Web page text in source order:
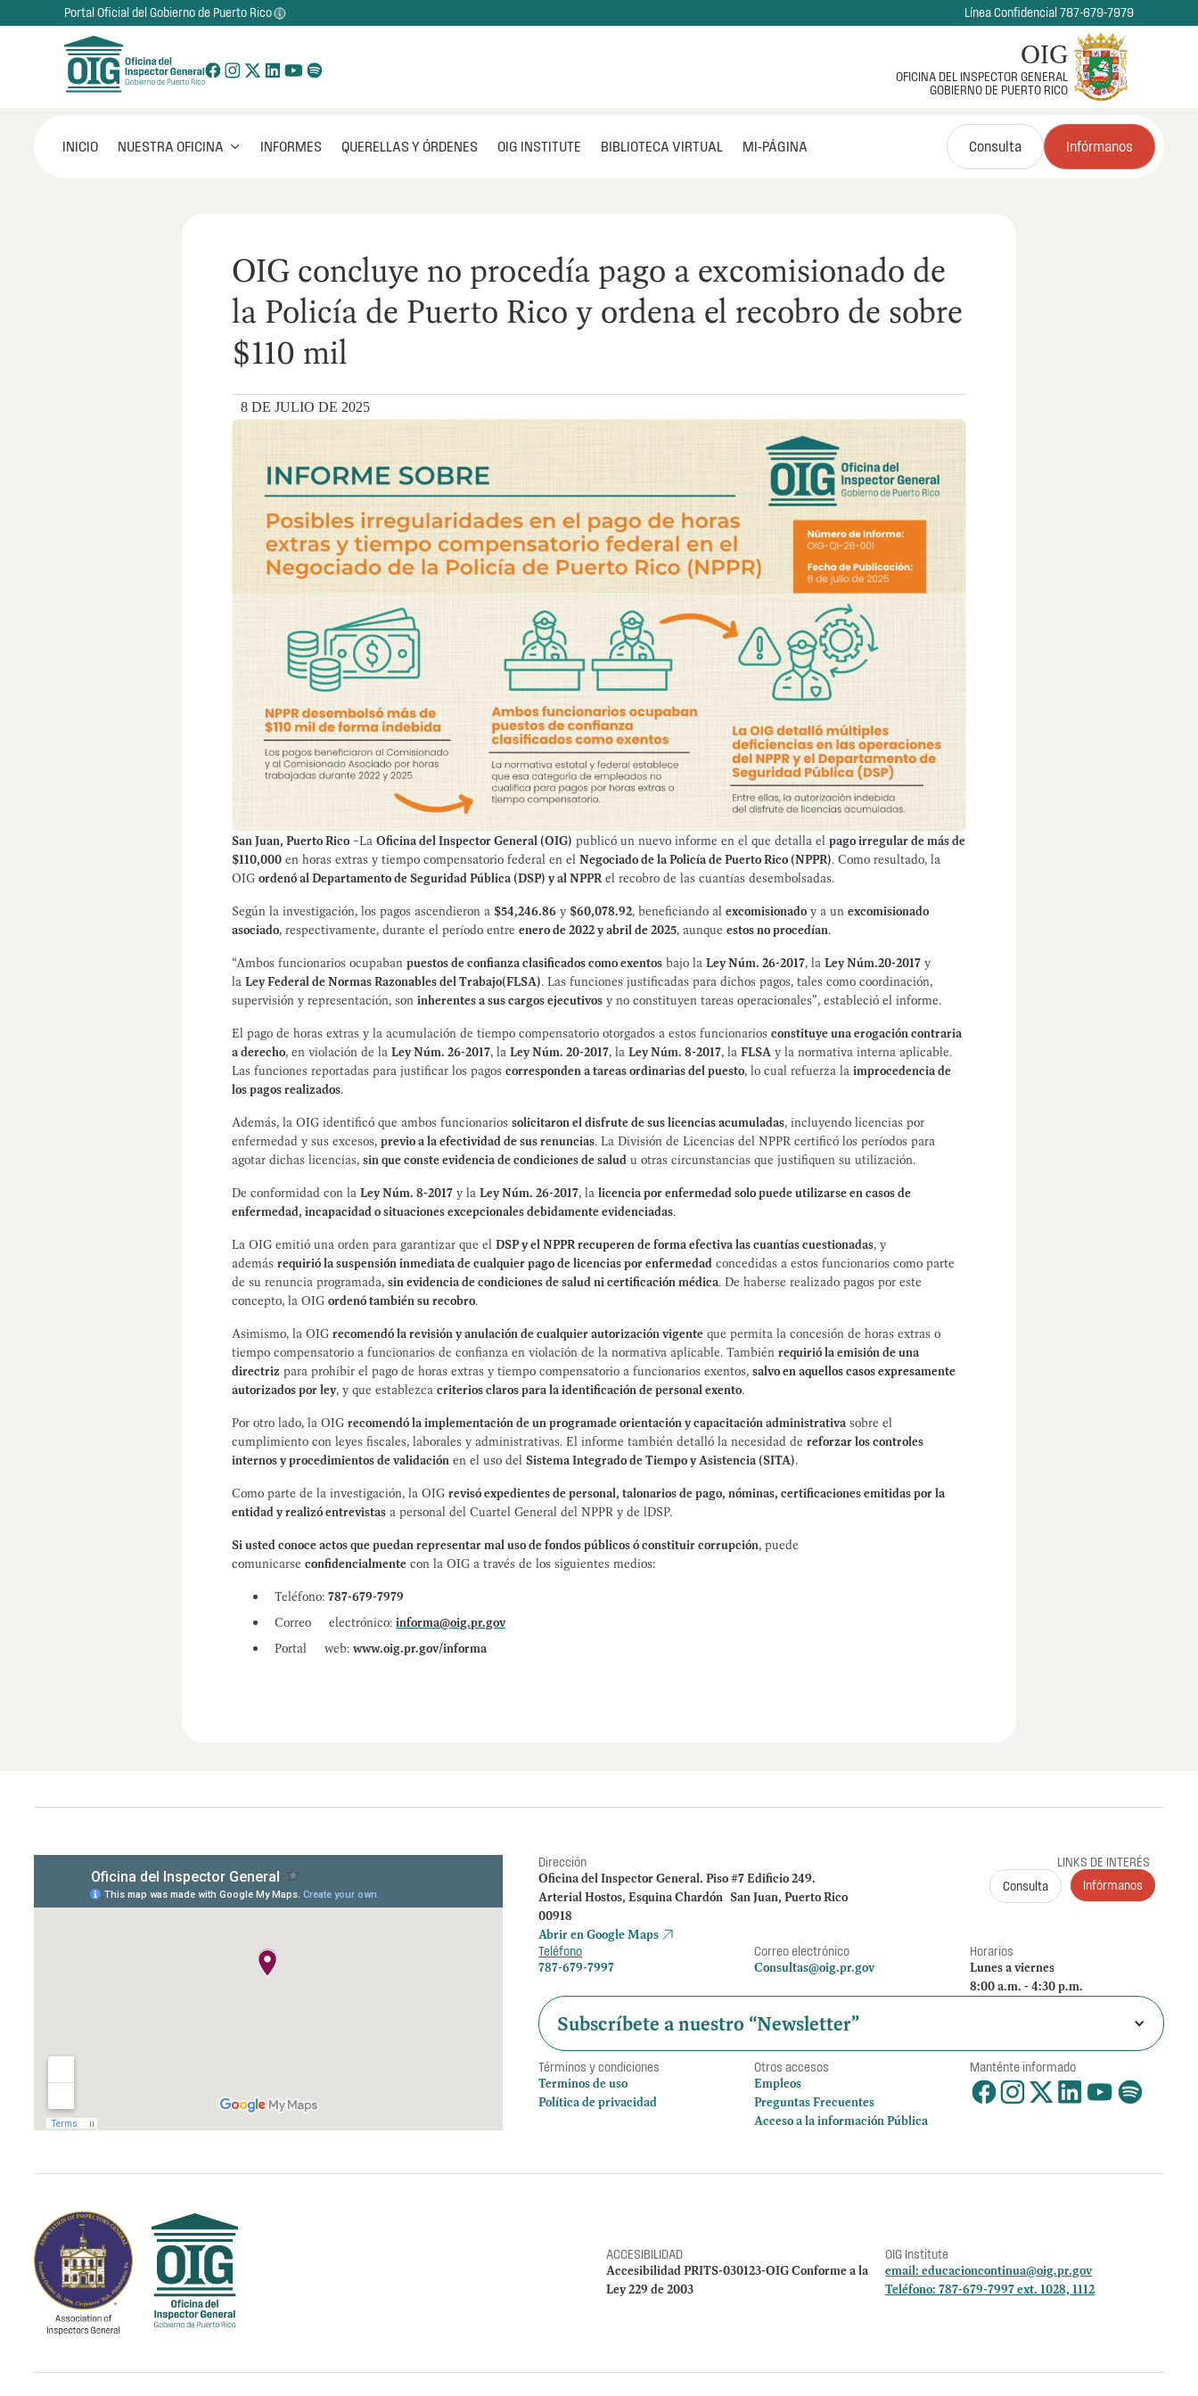
Portal Oficial del Gobierno de Puerto Rico Línea Confidencial 787-679-7979
OIG
OFICINA DEL INSPECTOR GENERAL
GOBIERNO DE PUERTO RICO
INICIO NUESTRA OFICINA  INFORMES QUERELLAS Y ÓRDENES OIG INSTITUTE BIBLIOTECA VIRTUAL MI‑PÁGINA Consulta Infórmanos
OIG concluye no procedía pago a excomisionado de
la Policía de Puerto Rico y ordena el recobro de sobre
$110 mil
8 DE JULIO DE 2025
San Juan, Puerto Rico –La Oficina del Inspector General (OIG) publicó un nuevo informe en el que detalla el pago irregular de más de
$110,000 en horas extras y tiempo compensatorio federal en el Negociado de la Policía de Puerto Rico (NPPR). Como resultado, la
OIG ordenó al Departamento de Seguridad Pública (DSP) y al NPPR el recobro de las cuantías desembolsadas.
Según la investigación, los pagos ascendieron a $54,246.86 y $60,078.92, beneficiando al excomisionado y a un excomisionado
asociado, respectivamente, durante el período entre enero de 2022 y abril de 2025, aunque estos no procedían.
“Ambos funcionarios ocupaban puestos de confianza clasificados como exentos bajo la Ley Núm. 26-2017, la Ley Núm.20-2017 y
la Ley Federal de Normas Razonables del Trabajo(FLSA). Las funciones justificadas para dichos pagos, tales como coordinación,
supervisión y representación, son inherentes a sus cargos ejecutivos y no constituyen tareas operacionales”, estableció el informe.
El pago de horas extras y la acumulación de tiempo compensatorio otorgados a estos funcionarios constituye una erogación contraria
a derecho, en violación de la Ley Núm. 26-2017, la Ley Núm. 20-2017, la Ley Núm. 8-2017, la FLSA y la normativa interna aplicable.
Las funciones reportadas para justificar los pagos corresponden a tareas ordinarias del puesto, lo cual refuerza la improcedencia de
los pagos realizados.
Además, la OIG identificó que ambos funcionarios solicitaron el disfrute de sus licencias acumuladas, incluyendo licencias por
enfermedad y sus excesos, previo a la efectividad de sus renuncias. La División de Licencias del NPPR certificó los períodos para
agotar dichas licencias, sin que conste evidencia de condiciones de salud u otras circunstancias que justifiquen su utilización.
De conformidad con la Ley Núm. 8-2017 y la Ley Núm. 26-2017, la licencia por enfermedad solo puede utilizarse en casos de
enfermedad, incapacidad o situaciones excepcionales debidamente evidenciadas.
La OIG emitió una orden para garantizar que el DSP y el NPPR recuperen de forma efectiva las cuantías cuestionadas, y
además requirió la suspensión inmediata de cualquier pago de licencias por enfermedad concedidas a estos funcionarios como parte
de su renuncia programada, sin evidencia de condiciones de salud ni certificación médica. De haberse realizado pagos por este
concepto, la OIG ordenó también su recobro.
Asimismo, la OIG recomendó la revisión y anulación de cualquier autorización vigente que permita la concesión de horas extras o
tiempo compensatorio a funcionarios de confianza en violación de la normativa aplicable. También requirió la emisión de una
directriz para prohibir el pago de horas extras y tiempo compensatorio a funcionarios exentos, salvo en aquellos casos expresamente
autorizados por ley, y que establezca criterios claros para la identificación de personal exento.
Por otro lado, la OIG recomendó la implementación de un programade orientación y capacitación administrativa sobre el
cumplimiento con leyes fiscales, laborales y administrativas. El informe también detalló la necesidad de reforzar los controles
internos y procedimientos de validación en el uso del Sistema Integrado de Tiempo y Asistencia (SITA).
Como parte de la investigación, la OIG revisó expedientes de personal, talonarios de pago, nóminas, certificaciones emitidas por la
entidad y realizó entrevistas a personal del Cuartel General del NPPR y de lDSP.
Si usted conoce actos que puedan representar mal uso de fondos públicos ó constituir corrupción, puede
comunicarse confidencialmente con la OIG a través de los siguientes medios:
Teléfono: 787-679-7979
Correo electrónico: informa@oig.pr.gov
Portal web: www.oig.pr.gov/informa
Dirección
Oficina del Inspector General. Piso #7 Edificio 249.
Arterial Hostos, Esquina Chardón San Juan, Puerto Rico
00918
Abrir en Google Maps
LINKS DE INTERÉS
Consulta
Infórmanos
Teléfono
787-679-7997
Correo electrónico
Consultas@oig.pr.gov
Horarios
Lunes a viernes
8:00 a.m. - 4:30 p.m.
Subscríbete a nuestro “Newsletter”
Términos y condiciones
Terminos de uso
Política de privacidad
Otros accesos
Empleos
Preguntas Frecuentes
Acceso a la información Pública
Manténte informado
ACCESIBILIDAD
Accesibilidad PRITS-030123-OIG Conforme a la
Ley 229 de 2003
OIG Institute
email: educacioncontinua@oig.pr.gov
Teléfono: 787-679-7997 ext. 1028, 1112